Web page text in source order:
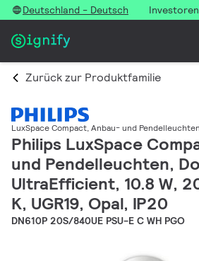
Deutschland - Deutsch Investoren
Zurück zur Produktfamilie
LuxSpace Compact, Anbau- und Pendelleuchten
Philips LuxSpace
und Pendelleuchten,
UltraEfficient, 10.8 W,
K, UGR19, Opal, IP20
DN610P 20S/840UE PSU-E C WH PGO